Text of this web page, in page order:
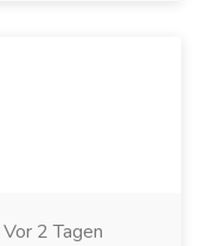
Vor 2 Tagen